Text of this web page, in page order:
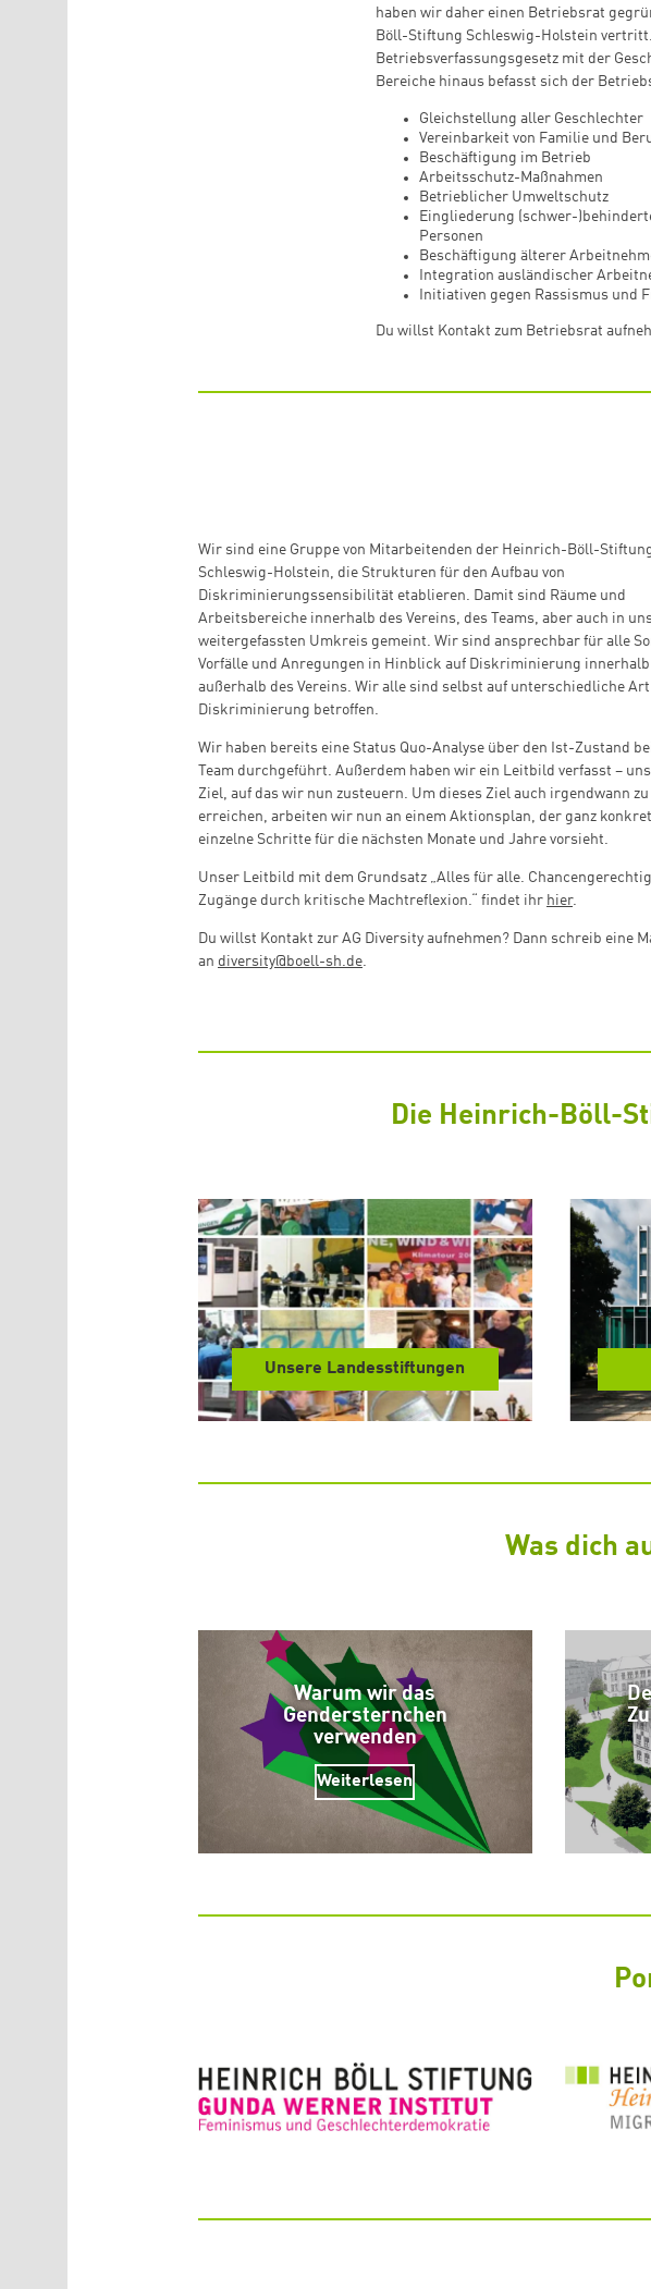
haben wir daher einen Betriebsrat
Böll-Stiftung Schleswig-Holstein
Betriebsverfassungsgesetz mit der
Bereiche hinaus befasst sich der
Gleichstellung aller Geschlechter
Vereinbarkeit von Familie und
Beschäftigung im Betrieb
Arbeitsschutz-Maßnahmen
Betrieblicher Umweltschutz
Eingliederung (schwer-
Personen
Beschäftigung älterer
Integration ausländischer
Initiativen gegen Rassismus und
Du willst Kontakt zum Betriebsrat
Wir sind eine Gruppe von Mitarbeitenden der Heinrich-Böll-
Schleswig-Holstein, die Strukturen für den Aufbau von
Diskriminierungssensibilität etablieren. Damit sind Räume und
Arbeitsbereiche innerhalb des Vereins, des Teams, aber auch in
weitergefassten Umkreis gemeint. Wir sind ansprechbar für alle
Vorfälle und Anregungen in Hinblick auf Diskriminierung innerhalb
außerhalb des Vereins. Wir alle sind selbst auf unterschiedliche Art
Diskriminierung betroffen.
Wir haben bereits eine Status Quo-Analyse über den Ist-Zustand
Team durchgeführt. Außerdem haben wir ein Leitbild verfasst –
Ziel, auf das wir nun zusteuern. Um dieses Ziel auch irgendwann zu
erreichen, arbeiten wir nun an einem Aktionsplan, der ganz
einzelne Schritte für die nächsten Monate und Jahre vorsieht.
Unser Leitbild mit dem Grundsatz „Alles für alle.
Zugänge durch kritische Machtreflexion.“ findet ihr hier.
Du willst Kontakt zur AG Diversity aufnehmen? Dann schreib eine
an diversity@boell-sh.de.
Die Heinrich-Böll-
Unsere Landesstiftungen
Was dich
Warum wir das
Gendersternchen
verwenden
Weiterlesen